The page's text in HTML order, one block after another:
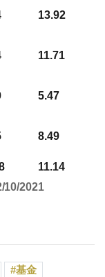
13.92
11.71
5.47
8.49
11.14
10/2021
基金